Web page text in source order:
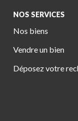
NOS SERVICES
Nos biens
Vendre un bien
Déposez votre